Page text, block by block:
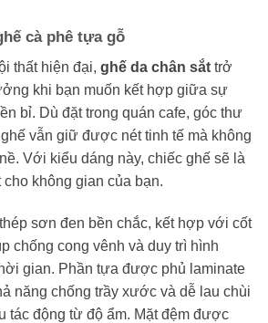
cà phê tựa gỗ
thất hiện đại, ghế da chân sắt trở
khi bạn muốn kết hợp giữa sự
bỉ. Dù đặt trong quán cafe, góc thư
vẫn giữ được nét tinh tế mà không
Với kiểu dáng này, chiếc ghế sẽ là
không gian của bạn.
sơn đen bền chắc, kết hợp với cốt
chống cong vênh và duy trì hình
gian. Phần tựa được phủ laminate
năng chống trầy xước và dễ lau chùi
tác động từ độ ẩm. Mặt đệm được